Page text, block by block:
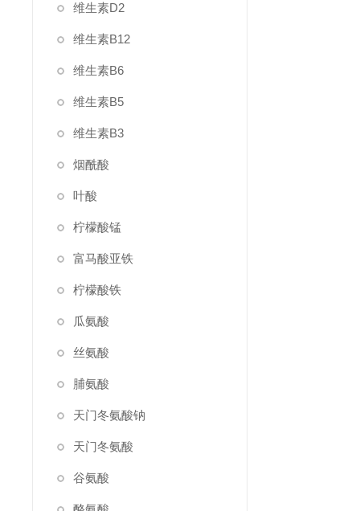
维生素D2
维生素B12
维生素B6
维生素B5
维生素B3
烟酰酸
叶酸
柠檬酸锰
富马酸亚铁
柠檬酸铁
瓜氨酸
丝氨酸
脯氨酸
天门冬氨酸钠
天门冬氨酸
谷氨酸